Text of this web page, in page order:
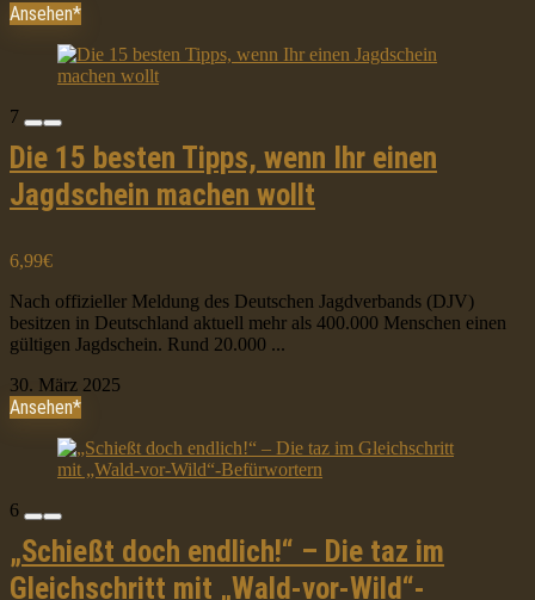
Ansehen*
7
Die 15 besten Tipps, wenn Ihr einen
Jagdschein machen wollt
6,99€
Nach offizieller Meldung des Deutschen Jagdverbands (DJV)
besitzen in Deutschland aktuell mehr als 400.000 Menschen einen
gültigen Jagdschein. Rund 20.000 ...
30. März 2025
Ansehen*
6
„Schießt doch endlich!“ – Die taz im
Gleichschritt mit „Wald-vor-Wild“-